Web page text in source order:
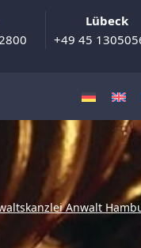
Lübeck
+49 45
Anwalt